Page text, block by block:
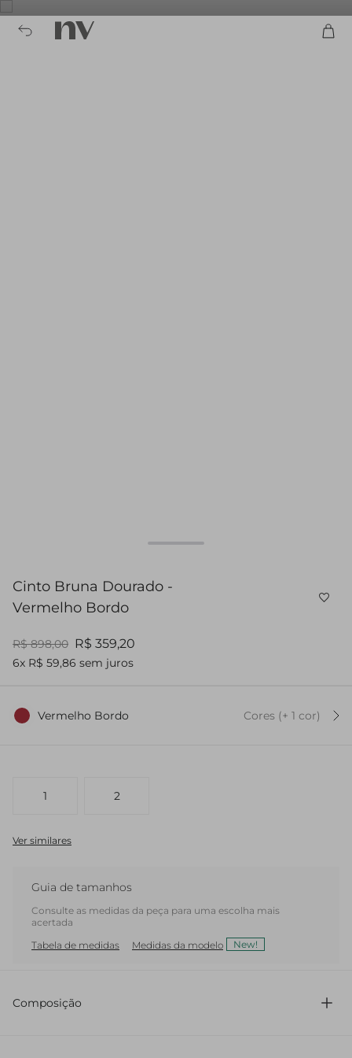
Cinto Bruna Dourado -
Vermelho Bordo
R$ 898,00 R$ 359,20
6x R$ 59,86 sem juros
Vermelho Bordo Cores (+ 1 cor)
1 2
Ver similares
Guia de tamanhos
Consulte as medidas da peça para uma escolha mais
acertada
Tabela de medidas
Medidas da modelo New!
Composição